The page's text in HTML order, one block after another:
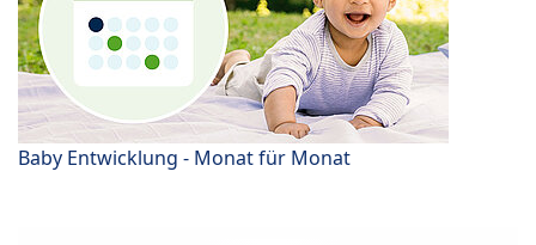
Baby Entwicklung - Monat für Monat